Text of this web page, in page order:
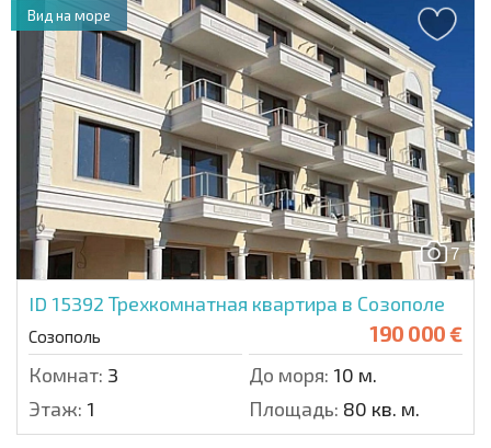
7
ID 15392 Трехкомнатная квартира в Созополе
Созополь 190 000 €
Комнат: 3 До моря: 10 м.
Этаж: 1 Площадь: 80 кв. м.
Вид на море